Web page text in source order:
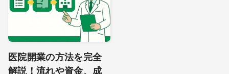
医院開業の方法を完全
解説！流れや資金、成